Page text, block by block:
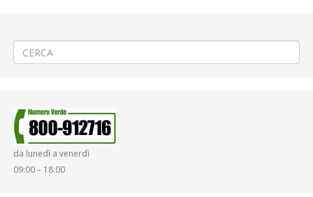
da lunedì a venerdì
09:00 – 18:00